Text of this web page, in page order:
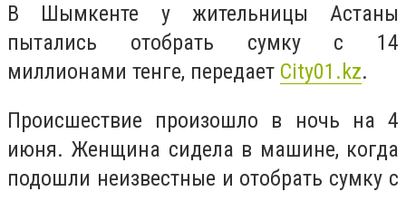
В Шымкенте у жительницы Астаны
пытались отобрать сумку с 14
миллионами тенге, передает Сity01.kz.
Происшествие произошло в ночь на 4
июня. Женщина сидела в машине, когда
подошли неизвестные и отобрать сумку с